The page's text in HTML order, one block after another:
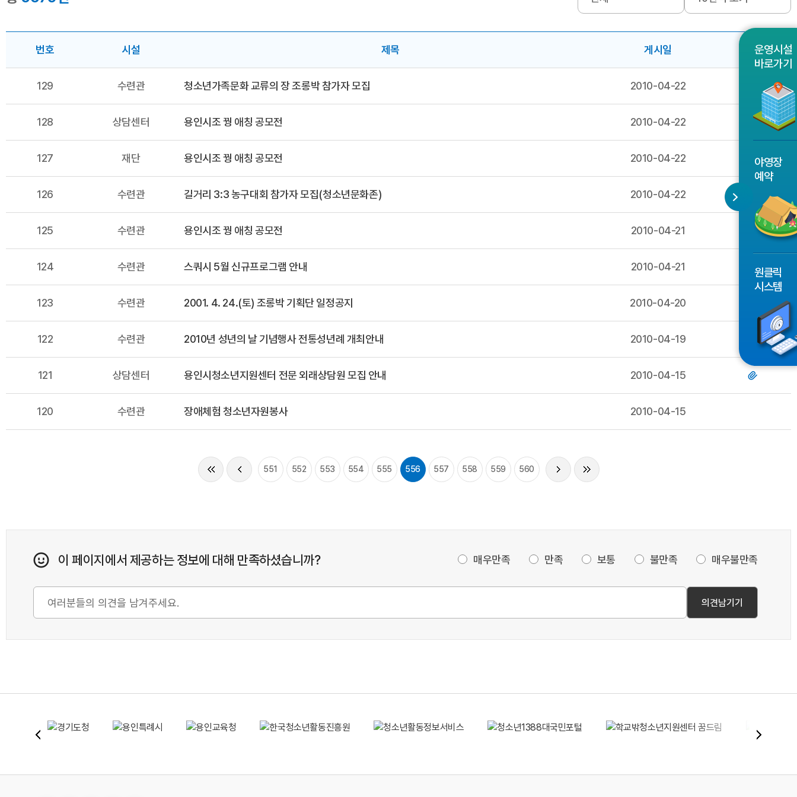
운영시설
바로가기
야영장
예약
원클릭
시스템
번호 시설 제목 게시일 파일
129 수련관 청소년가족문화 교류의 장 조롱박 참가자 모집 2010-04-22
128 상담센터 용인시조 꿩 애칭 공모전 2010-04-22
127 재단 용인시조 꿩 애칭 공모전 2010-04-22
126 수련관 길거리 3:3 농구대회 참가자 모집(청소년문화존) 2010-04-22
125 수련관 용인시조 꿩 애칭 공모전 2010-04-21
124 수련관 스쿼시 5월 신규프로그램 안내 2010-04-21
123 수련관 2001. 4. 24.(토) 조롱박 기획단 일정공지 2010-04-20
122 수련관 2010년 성년의 날 기념행사 전통성년례 개최안내 2010-04-19
121 상담센터 용인시청소년지원센터 전문 외래상담원 모집 안내 2010-04-15
120 수련관 장애체험 청소년자원봉사 2010-04-15
551 552 553 554 555 556 557 558 559 560
이 페이지에서 제공하는 정보에 대해 만족하셨습니까? 매우만족 만족 보통 불만족 매우불만족